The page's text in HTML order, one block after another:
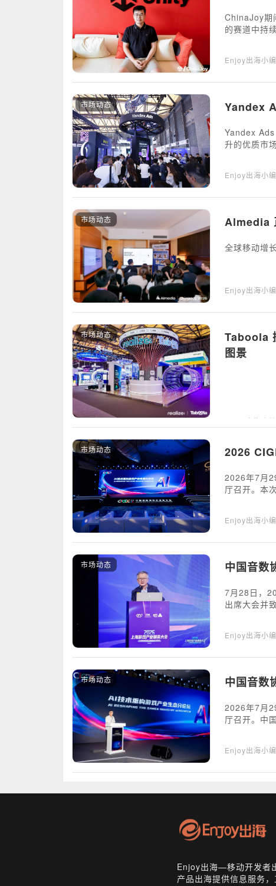
ChinaJoy期
的赛道中持
Enjoy出海小编
市场动态 Yandex
Yandex
升的优质市场
Enjoy出海小编
市场动态 Almedia
全球移动增
Enjoy出海小编
市场动态
Taboola
图景
Enjoy出海小编
市场动态 2026
2026年7月
厅召开。本
Enjoy出海小编
市场动态 中国音数
7月28日，
出席大会并致
Enjoy出海小编
市场动态 中国音数
2026年7月
厅召开。中
Enjoy出海小编
Enjoy出海—移动开发者
产品出海提供信息服务